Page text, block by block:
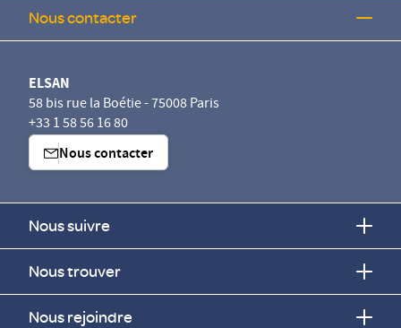
Nous contacter
ELSAN
58 bis rue la Boétie - 75008 Paris
+33 1 58 56 16 80
Nous contacter
Nous suivre
Nous trouver
Nous rejoindre